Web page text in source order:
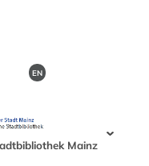
EN
Mainz